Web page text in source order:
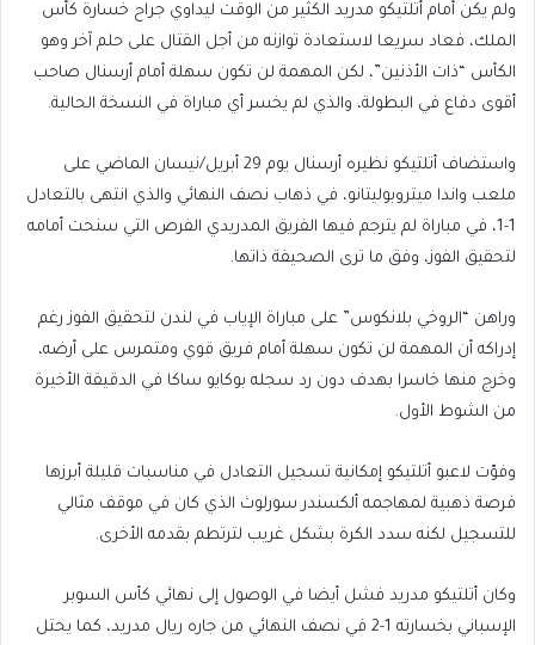
ولم يكن أمام أتلتيكو مدريد الكثير من الوقت ليداوي جراح خسارة كأس
الملك، فعاد سريعا لاستعادة توازنه من أجل القتال على حلم آخر وهو
الكأس “ذات الأذنين”، لكن المهمة لن تكون سهلة أمام أرسنال صاحب
أقوى دفاع في البطولة، والذي لم يخسر أي مباراة في النسخة الحالية.
واستضاف أتلتيكو نظيره أرسنال يوم 29 أبريل/نيسان الماضي على
ملعب واندا ميتروبوليتانو، في ذهاب نصف النهائي والذي انتهى بالتعادل
1-1، في مباراة لم يترجم فيها الفريق المدريدي الفرص التي سنحت أمامه
لتحقيق الفوز، وفق ما ترى الصحيفة ذاتها.
وراهن “الروخي بلانكوس” على مباراة الإياب في لندن لتحقيق الفوز رغم
إدراكه أن المهمة لن تكون سهلة أمام فريق قوي ومتمرس على أرضه،
وخرج منها خاسرا بهدف دون رد سجله بوكايو ساكا في الدقيقة الأخيرة
من الشوط الأول.
وفوّت لاعبو أتلتيكو إمكانية تسجيل التعادل في مناسبات قليلة أبرزها
فرصة ذهبية لمهاجمه ألكسندر سورلوث الذي كان في موقف مثالي
للتسجيل لكنه سدد الكرة بشكل غريب لترتطم بقدمه الأخرى.
وكان أتلتيكو مدريد فشل أيضا في الوصول إلى نهائي كأس السوبر
الإسباني بخسارته 1-2 في نصف النهائي من جاره ريال مدريد، كما يحتل